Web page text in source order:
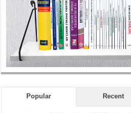
Popular Recent